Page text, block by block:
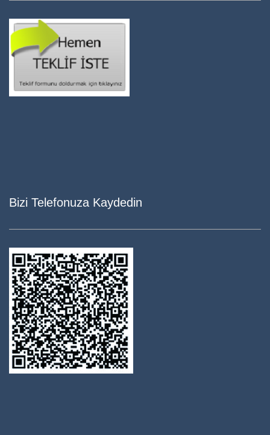
Bizi Telefonuza Kaydedin